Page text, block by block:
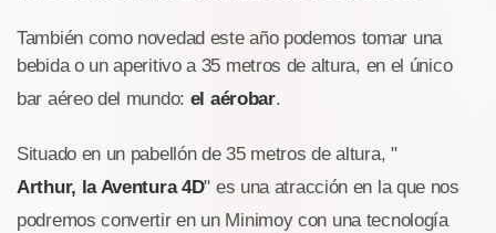
También como novedad este año podemos tomar una
bebida o un aperitivo a 35 metros de altura, en el único
bar aéreo del mundo: el aérobar.
Situado en un pabellón de 35 metros de altura, "
Arthur, la Aventura 4D" es una atracción en la que nos
podremos convertir en un Minimoy con una tecnología